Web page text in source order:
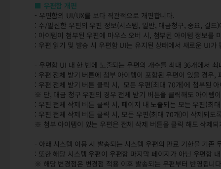
■ 우편함 개편
- 우편함의 UI/UX를 보다 직관적으로 개편합니다.
: 수/발신한 우편의 우편 정보(시스템, 일반, 대금청구, 중요, 길
: 아이템이 첨부된 우편에 마우스 오버 시, 첨부된 아이템 정보를
: 우편 읽기 및 발송 시 우편함 UI는 유지된 상태에서 새로운 UI
- 우편함 UI 내 한 번에 노출되는 우편의 개수를 최대 36개에서
: 우편 전체 받기 버튼에 첨부 아이템이 포함된 우편이 있을 경우
: 우편 전체 받기 버튼 클릭 시, 모든 우편(최대 70개)에 첨부된
※ 단, 대금 청구 우편의 경우 전체 받기 버튼을 클릭해도 아이템
: 우편 전체 삭제 버튼 클릭 시, 페이지 내 노출되는 모든 우편(최
: 우편 전체 삭제 버튼 클릭 시, 모든 우편(최대 70개)이 삭제되도
※ 첨부 아이템이 있는 우편은 전체 삭제 버튼을 클릭 해도 삭제
- 아래 시스템 이용 시 발송되는 시스템 우편의 만료 기한을 기존
: 또한 해당 시스템 우편이 우편함 마지막 페이지가 아닌 우편함
※ 해당 변경점은 변경점 적용 이후 발송되는 우편부터 반영됩니